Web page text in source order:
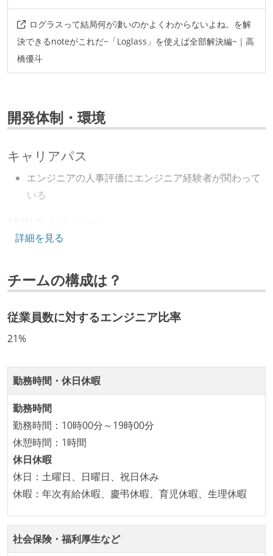
ログラスって結局何が凄いのかよくわからないよね。を解
決できるnoteがこれだ~「Loglass」を使えば全部解決編~｜高
橋優斗
開発体制・環境
キャリアパス
エンジニアの人事評価にエンジニア経験者が関わって
いる
取締役（社内）または執行役員として、エンジニアリ
経営トップがエンジニア出身、または現役のエンジニ
アである
開発メンバーの裁量
タスクの見積もりは、実装を担当するメンバーが中心
となって行う
全体のスケジュール管理は、途中の成果を随時確認し
ながら、納期または盛り込む機能を柔軟に調整する形
で行う
プロダクトの開発言語やフレームワークなど主要な構
成技術は、基本的に最新版より1年以上ビハインドし
ていない
コード品質向上のための取り組み
本番にデプロイされるコードには、全てコードレビュ
詳細を見る
チームの構成は？
従業員数に対するエンジニア比率
21%
勤務時間・休日休暇
勤務時間
勤務時間：10時00分～19時00分
休憩時間：1時間
休日休暇
休日：土曜日、日曜日、祝日休み
休暇：年次有給休暇、慶弔休暇、育児休暇、生理休暇
社会保険・福利厚生など